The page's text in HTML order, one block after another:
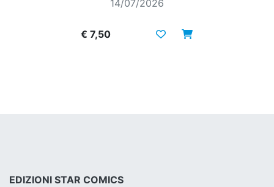
14/07/2026
€ 7,50
EDIZIONI STAR COMICS